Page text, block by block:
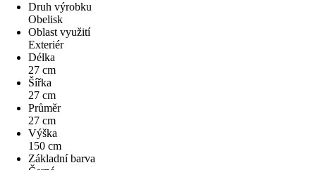
Druh výrobku
Obelisk
Oblast využití
Exteriér
Délka
27 cm
Šířka
27 cm
Průměr
27 cm
Výška
150 cm
Základní barva